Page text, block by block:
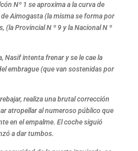
Nº 1 se aproxima a la curva de
Aimogasta (la misma se forma por
(la Provincial N º 9 y la Nacional N º
Nasif intenta frenar y se le cae la
embrague (que van sostenidas por
realiza una brutal corrección
atropellar al numeroso público que
en el empalme. El coche siguió
a dar tumbos.